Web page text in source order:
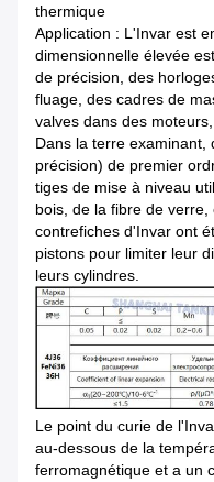
thermique
Application : L'Invar est
dimensionnelle élevée
de précision, des
fluage, des cadres de
valves dans des
Dans la terre examinant,
précision) de premier
tiges de mise à niveau
bois, de la fibre de
contrefiches d'Invar ont
pistons pour limiter leur
leurs cylindres.
Le point du curie de
au-dessous de la
ferromagnétique et a un